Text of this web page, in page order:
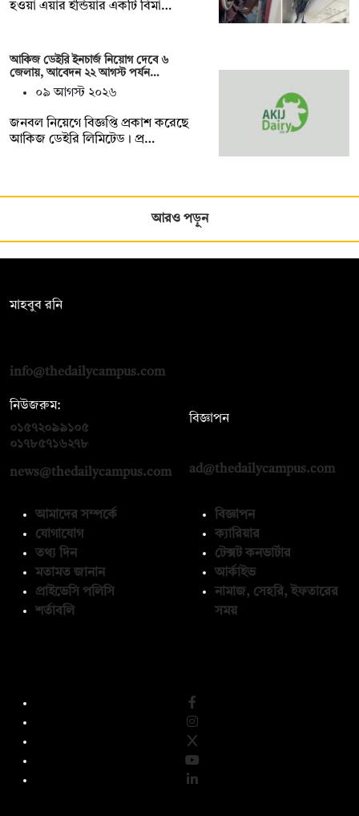
হওয়া এয়ার ইন্ডিয়ার একটি বিমা…
আকিজ ডেইরি ইনচার্জ নিয়োগ দেবে ৬
জেলায়, আবেদন ২২ আগস্ট পর্যন…
০৯ আগস্ট ২০২৬
জনবল নিয়েগে বিজ্ঞপ্তি প্রকাশ করেছে
আকিজ ডেইরি লিমিটেড। প্র…
আরও পড়ুন
মাহবুব রনি
info@thedailycampus.com
নিউজরুম:
০১৫৭২০৯৯১০৫
০১৭৮৫৭১৬২৭৮
news@thedailycampus.com
বিজ্ঞাপন
ad@thedailycampus.com
আমাদের সম্পর্কে
যোগাযোগ
তথ্য দিন
মতামত জানান
প্রাইভেসি পলিসি
শর্তাবলি
বিজ্ঞাপন
ক্যারিয়ার
টেক্সট কনভার্টার
আর্কাইভ
নামাজ, সেহরি, ইফতারের
সময়